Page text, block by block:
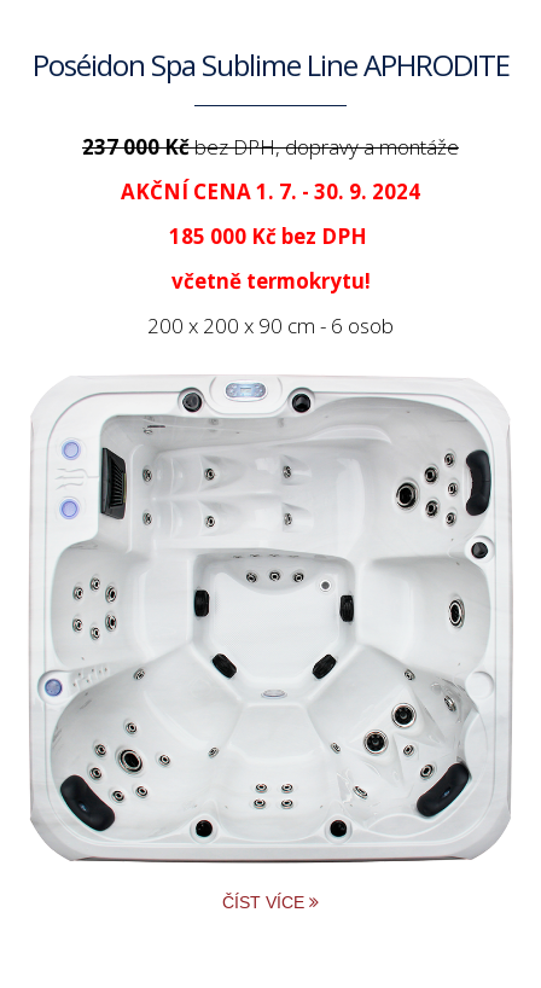
Poséidon Spa Sublime Line APHRODITE
237 000 Kčbez DPH, dopravy a montáže
AKČNÍ CENA 1. 7. - 30. 9. 2024
185 000 Kč bez DPH
včetně termokrytu!
200 x 200 x 90 cm - 6 osob
ČÍST VÍCE